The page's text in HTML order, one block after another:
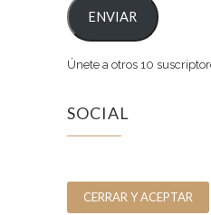
ENVIAR
Únete a otros 10
SOCIAL